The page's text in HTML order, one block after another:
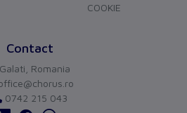
COOKIE
Contact
Galati, Romania
0742 215 043